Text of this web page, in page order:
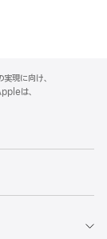
現に向け、
は、